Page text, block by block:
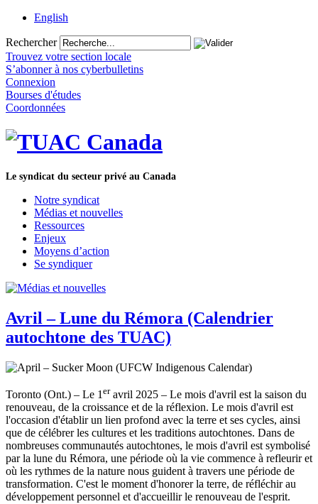
English
Rechercher
Trouvez votre section locale
S’abonner à nos cyberbulletins
Connexion
Bourses d'études
Coordonnées
Le syndicat du secteur privé au Canada
Notre syndicat
Médias et nouvelles
Ressources
Enjeux
Moyens d’action
Se syndiquer
Avril – Lune du Rémora (Calendrier
autochtone des TUAC)
Toronto (Ont.) – Le 1 eravril 2025 – Le mois d'avril est la saison du
renouveau, de la croissance et de la réflexion. Le mois d'avril est
l'occasion d'établir un lien profond avec la terre et ses cycles, ainsi
que de célébrer les cultures et les traditions autochtones. Dans de
nombreuses communautés autochtones, le mois d'avril est symbolisé
par la lune du Rémora, une période où la vie commence à refleurir et
où les rythmes de la nature nous guident à travers une période de
transformation. C'est le moment d'honorer la terre, de réfléchir au
développement personnel et d'accueillir le renouveau de l'esprit.